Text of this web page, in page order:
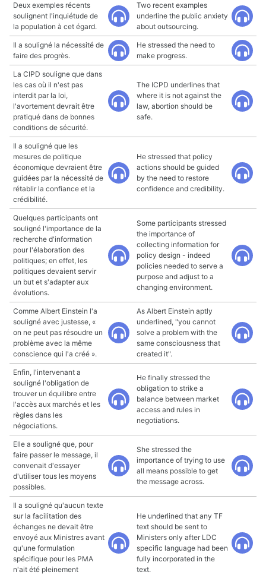
Deux exemples récents
soulignent l'inquiétude de
la population à cet égard.
Two recent examples
underline the public anxiety
about outsourcing.
Il a souligné la nécessité de
faire des progrès.
He stressed the need to
make progress.
La CIPD souligne que dans
les cas où il n'est pas
interdit par la loi,
l'avortement devrait être
pratiqué dans de bonnes
conditions de sécurité.
The ICPD underlines that
where it is not against the
law, abortion should be
safe.
Il a souligné que les
mesures de politique
économique devraient être
guidées par la nécessité de
rétablir la confiance et la
crédibilité.
He stressed that policy
actions should be guided
by the need to restore
confidence and credibility.
Quelques participants ont
souligné l'importance de la
recherche d'information
pour l'élaboration des
politiques; en effet, les
politiques devaient servir
un but et s'adapter aux
évolutions.
Some participants stressed
the importance of
collecting information for
policy design - indeed
policies needed to serve a
purpose and adjust to a
changing environment.
Comme Albert Einstein l'a
souligné avec justesse, «
on ne peut pas résoudre un
problème avec la même
conscience qui l'a créé ».
As Albert Einstein aptly
underlined, "you cannot
solve a problem with the
same consciousness that
created it".
Enfin, l'intervenant a
souligné l'obligation de
trouver un équilibre entre
l'accès aux marchés et les
règles dans les
négociations.
He finally stressed the
obligation to strike a
balance between market
access and rules in
negotiations.
Elle a souligné que, pour
faire passer le message, il
convenait d'essayer
d'utiliser tous les moyens
possibles.
She stressed the
importance of trying to use
all means possible to get
the message across.
Il a souligné qu'aucun texte
sur la facilitation des
échanges ne devait être
envoyé aux Ministres avant
qu'une formulation
spécifique pour les PMA
n'ait été pleinement
He underlined that any TF
text should be sent to
Ministers only after LDC
specific language had been
fully incorporated in the
text.